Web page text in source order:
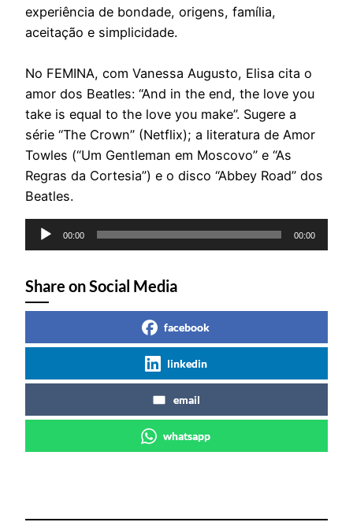
experiência de bondade, origens, família,
aceitação e simplicidade.
No FEMINA, com Vanessa Augusto, Elisa cita o
amor dos Beatles: “And in the end, the love you
take is equal to the love you make”. Sugere a
série “The Crown” (Netflix); a literatura de Amor
Towles (“Um Gentleman em Moscovo” e “As
Regras da Cortesia”) e o disco “Abbey Road” dos
Beatles.
Reprodutor
de
00:00 00:00
Share on Social Media
facebook
linkedin
email
whatsapp